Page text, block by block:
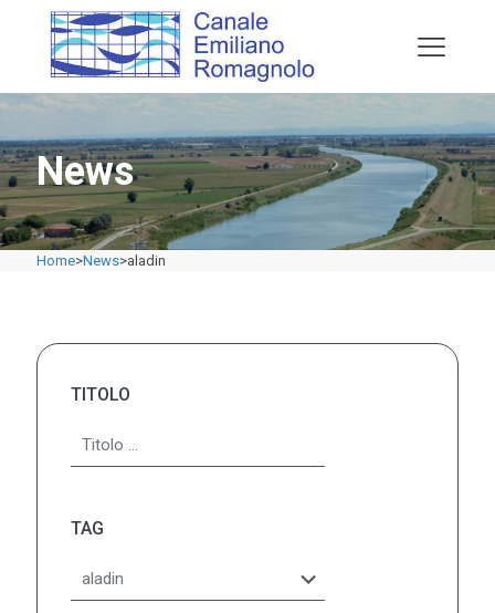
News
Home>News>aladin
TITOLO
TAG